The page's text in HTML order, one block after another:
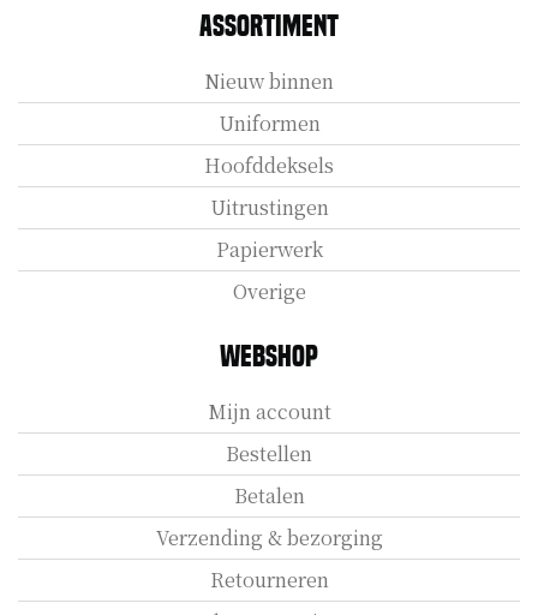
Assortiment
Nieuw binnen
Uniformen
Hoofddeksels
Uitrustingen
Papierwerk
Overige
Webshop
Mijn account
Bestellen
Betalen
Verzending & bezorging
Retourneren